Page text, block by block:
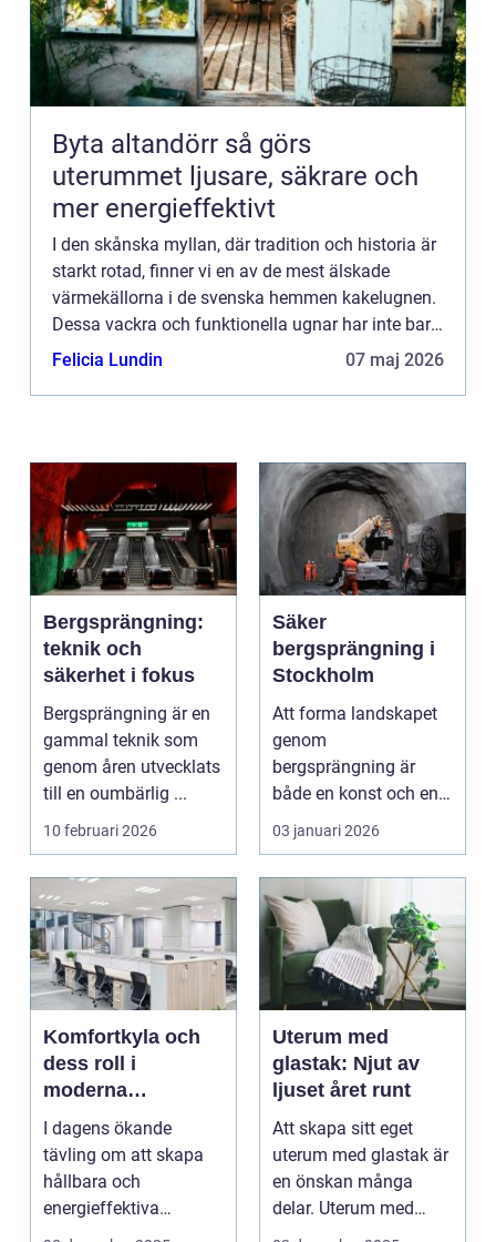
Byta altandörr så görs
uterummet ljusare, säkrare och
mer energieffektivt
I den skånska myllan, där tradition och historia är
starkt rotad, finner vi en av de mest älskade
värmekällorna i de svenska hemmen kakelugnen.
Dessa vackra och funktionella ugnar har inte bara
varit en central del av många hem genom
Felicia Lundin 07 maj 2026
Bergsprängning:
teknik och
säkerhet i fokus
Bergsprängning är en
gammal teknik som
genom åren utvecklats
till en oumbärlig ...
10 februari 2026
Säker
bergsprängning i
Stockholm
Att forma landskapet
genom
bergsprängning är
både en konst och en
vetenskap. Med pre...
03 januari 2026
Komfortkyla och
dess roll i
moderna
kommersiella
fastigheter
I dagens ökande
tävling om att skapa
hållbara och
energieffektiva
byggnader, spelar ...
Uterum med
glastak: Njut av
ljuset året runt
Att skapa sitt eget
uterum med glastak är
en önskan många
delar. Uterum med
glastak ...